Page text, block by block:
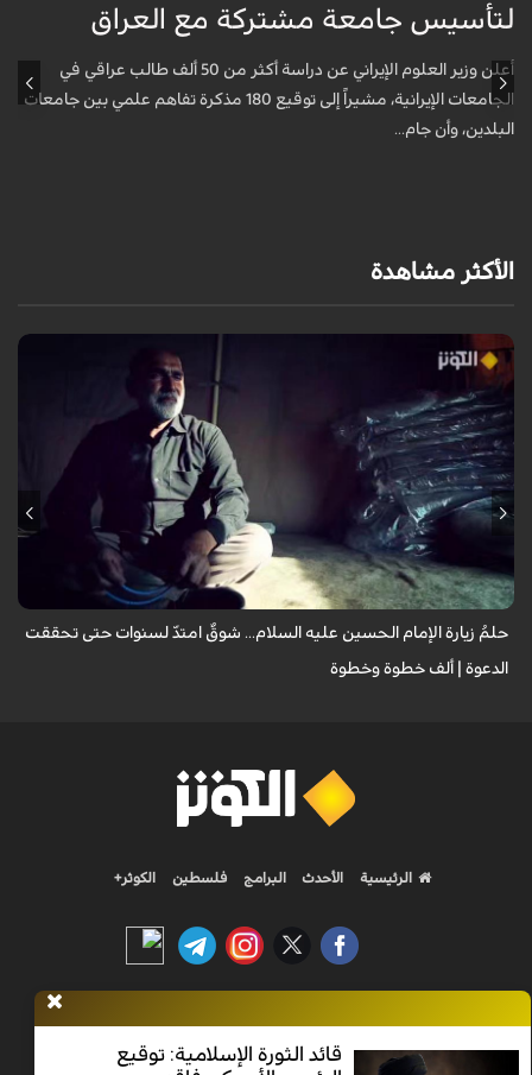
لتأسيس جامعة مشتركة مع العراق
أعلن وزير العلوم الإيراني عن دراسة أكثر من 50 ألف طالب عراقي في
الجامعات الإيرانية، مشيراً إلى توقيع 180 مذكرة تفاهم علمي بين جامعات
البلدين، وأن جام...
الأكثر مشاهدة
يروي عددٌ من الزائرين مشاعر الشوق التي لازمتهم لسنوات وهم يتمنون زيارة
الإمام الحسين عليه السلام، مؤكدين أن العقبات المادية والظروف الشخصية لم
حلمُ زيارة الإمام الحسين عليه السلام... شوقٌ امتدّ لسنوات حتى تحققت
الدعوة | ألف خطوة وخطوة
قائد الثورة الإسلامية: توقيع
الرئيسية الأحدث البرامج فلسطين الكوثر+
Nilesat 11900 V | Badr 8 11747 V | Badr5 12284 V